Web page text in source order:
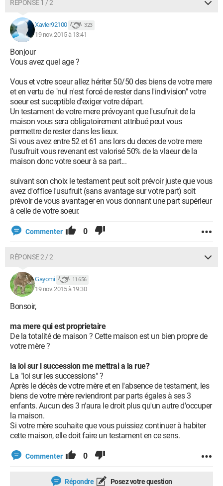
RÉPONSE 1 / 2
Xavier92100 323
19 nov. 2015 à 13:41
Bonjour
Vous avez quel age ?
Vous et votre soeur allez hériter 50/50 des biens de votre mere
et en vertu de "nul n'est forcé de rester dans l'indivision" votre
soeur est suceptible d'exiger votre départ.
Un testament de votre mere prévoyant que l'usufruit de la
maison vous sera obligatoirement attribué peut vous
permettre de rester dans les lieux.
Si vous avez entre 52 et 61 ans lors du deces de votre mere
l'usufruit vous revenant est valorisé 50% de la vlaeur de la
maison donc votre soeur à sa part...
suivant son choix le testament peut soit prévoir juste que vous
avez d'office l'usufruit (sans avantage sur votre part) soit
prévoir de vous avantager en vous donnant une part supérieur
à celle de votre soeur.
Commenter 0
RÉPONSE 2 / 2
Gayomi 11 656
19 nov. 2015 à 19:30
Bonsoir,
ma mere qui est proprietaire
De la totalité de maison ? Cette maison est un bien propre de
votre mère ?
la loi sur l succession me mettrai a la rue?
La "loi sur les successions" ?
Après le décès de votre mère et en l'absence de testament, les
biens de votre mère reviendront par parts égales à ses 3
enfants. Aucun des 3 n'aura le droit plus qu'un autre d'occuper
la maison.
Si votre mère souhaite que vous puissiez continuer à habiter
cette maison, elle doit faire un testament en ce sens.
Commenter 0
Répondre Posez votre question